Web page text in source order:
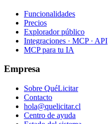
Funcionalidades
Precios
Explorador público
Integraciones · MCP · API
MCP para tu IA
Empresa
Sobre QuéLicitar
Contacto
hola@quelicitar.cl
Centro de ayuda